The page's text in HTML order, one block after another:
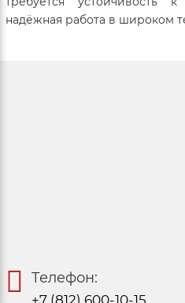
надёжная работа в широком
Телефон:
+7 (812) 600-10-15